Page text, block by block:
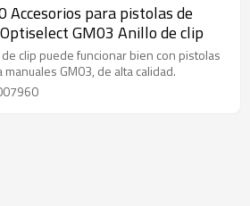
Accesorios para pistolas de
GM03 Anillo de clip
clip puede funcionar bien con pistolas
GM03, de alta calidad.